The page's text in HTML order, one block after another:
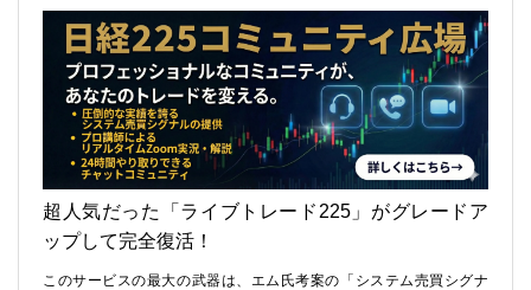
超人気だった「ライブトレード225」がグレードア
ップして完全復活！
このサービスの最大の武器は、エム氏考案の「システム売買シグナ